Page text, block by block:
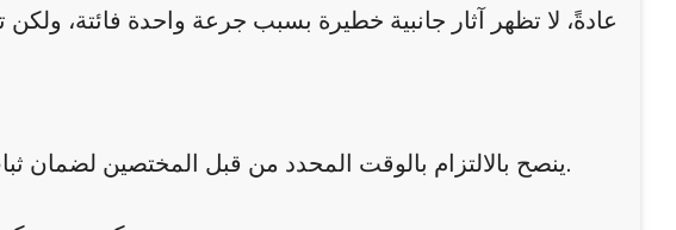
عادةً، لا تظهر آثار جانبية خطيرة بسبب جرعة واحدة فائتة،
ينصح بالالتزام بالوقت المحدد من قبل المختصين لضمان ثبات مستوى الدواء في الجسم وتحقيق أفضل النتائج.